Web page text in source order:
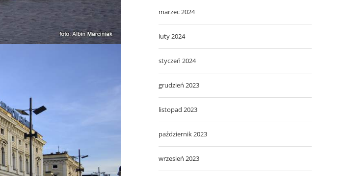
marzec 2024
luty 2024
styczeń 2024
grudzień 2023
listopad 2023
październik 2023
wrzesień 2023